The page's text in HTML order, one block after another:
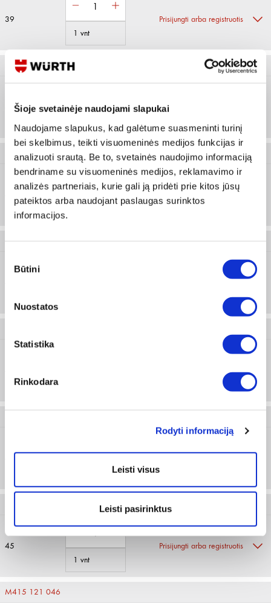
Šioje svetainėje naudojami slapukai
Naudojame slapukus, kad galėtume suasmeninti turinį
bei skelbimus, teikti visuomeninės medijos funkcijas ir
analizuoti srautą. Be to, svetainės naudojimo informaciją
bendriname su visuomeninės medijos, reklamavimo ir
analizės partneriais, kurie gali ją pridėti prie kitos jūsų
pateiktos arba naudojant paslaugas surinktos
informacijos.
pasirinkimas
Būtini
Nuostatos
Statistika
Rinkodara
Rodyti informaciją
Leisti visus
Leisti pasirinktus
39
1 vnt
Prisijungti arba registruotis
M415 121 040
Prisijungti arba registruotis
M415 121 041
Prisijungti arba registruotis
M415 121 042
Prisijungti arba registruotis
45
1 vnt
Prisijungti arba registruotis
M415 121 046